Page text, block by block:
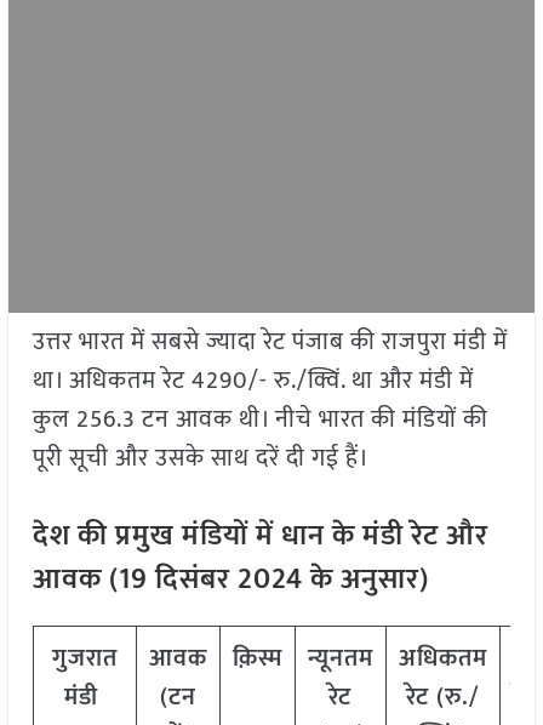
उत्तर भारत में सबसे ज्यादा रेट पंजाब की राजपुरा मंडी में
था। अधिकतम रेट 4290/- रु./क्विं. था और मंडी में
कुल 256.3 टन आवक थी। नीचे भारत की मंडियों की
पूरी सूची और उसके साथ दरें दी गई हैं।
देश की प्रमुख मंडियों में धान के मंडी रेट और
आवक (19दिसंबर2024के अनुसार)
गुजरात
मंडी
आवक
(टन
क़िस्म
न्यूनतम
रेट
अधिकतम
रेट (रु./